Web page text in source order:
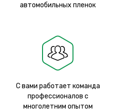
автомобильных пленок
С вами работает команда
профессионалов с
многолетним опытом